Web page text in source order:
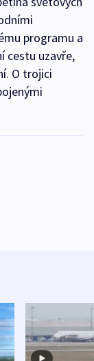
programu a
cestu uzavře,
O trojici